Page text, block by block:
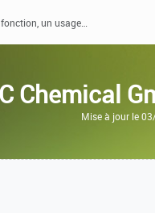
Chemical
Mise à jour le